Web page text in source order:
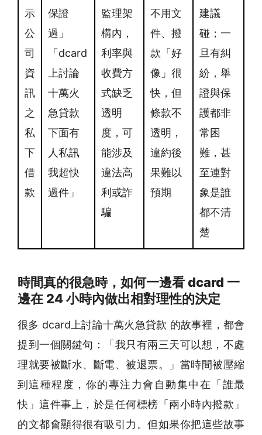
示
公
司
資
訊
之
私
下
借
款
保證
過」
「dcard
上討論
十萬火
急貸款
下面有
人私訊
我超快
過件」
監理架
構內，
利率與
收費方
式缺乏
透明
度，可
能涉及
違法高
利或詐
騙
不用文
件、撥
款「好
像」很
快，但
條款不
透明，
違約後
果難以
預期
建議
碰；一
旦有糾
紛，舉
證與保
護都非
常困
難，甚
至連對
象是誰
都不清
楚
時間真的很急時，如何一邊看 dcard 一
邊在 24 小時內做出相對理性的決定
很多 dcard上討論十萬火急貸款 的故事裡，都會
提到一個關鍵句：「我只有兩三天可以想，不處
理就要被斷水、斷電、被退票。」當時間被壓縮
到這種程度，你的專注力會自動集中在「誰最
快」這件事上，於是任何標榜「兩小時內撥款」
的文都會顯得很有吸引力。但如果你把這些故事